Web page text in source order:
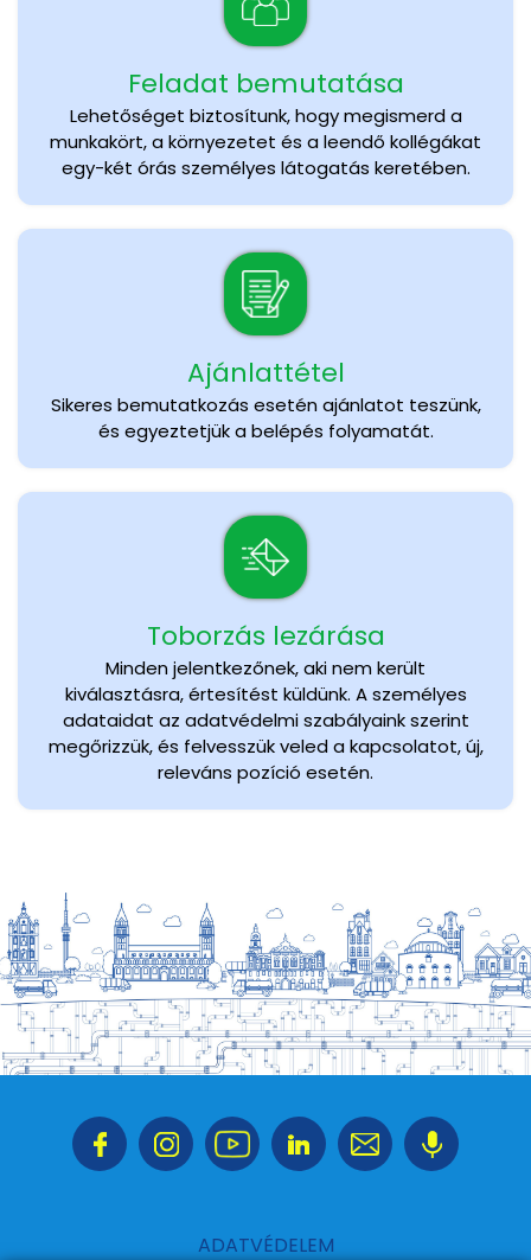
Feladat bemutatása
Lehetőséget biztosítunk, hogy megismerd a
munkakört, a környezetet és a leendő kollégákat
egy-két órás személyes látogatás keretében.
Ajánlattétel
Sikeres bemutatkozás esetén ajánlatot teszünk,
és egyeztetjük a belépés folyamatát.
Toborzás lezárása
Minden jelentkezőnek, aki nem került
kiválasztásra, értesítést küldünk. A személyes
adataidat az adatvédelmi szabályaink szerint
megőrizzük, és felvesszük veled a kapcsolatot, új,
releváns pozíció esetén.
ADATVÉDELEM